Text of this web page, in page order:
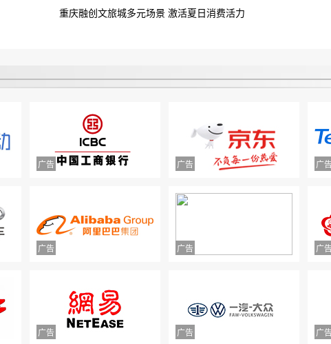
虚假宣传，不履行合同约定，请求撤销合
同，退赔费用
预售年卡自动被激活，开放半年预约期有
中山市正德二手车交易有限公司拒不退款
重庆融创文旅城多元场景 激活夏日消费活力